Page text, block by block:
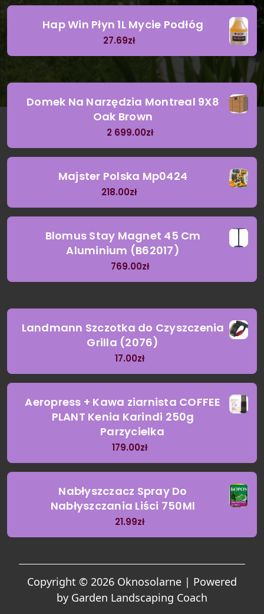
Hap Win Płyn 1L Mycie Podłóg
27.69zł
Domek Na Narzędzia Montreal 9X8
Oak Brown
2 699.00zł
Majster Polska Mp0424
218.00zł
Blomus Stay Magnet 45 Cm
Aluminium (B62017)
769.00zł
Landmann Szczotka do Czyszczenia
Grilla (2076)
17.00zł
Aeropress + Kawa ziarnista COFFEE
PLANT Kenia Karindi 250g
Parzycielka
179.00zł
Nabłyszczacz Spray Do
Nabłyszczania Liści 750Ml
21.99zł
Copyright © 2026 Oknosolarne | Powered
by Garden Landscaping Coach